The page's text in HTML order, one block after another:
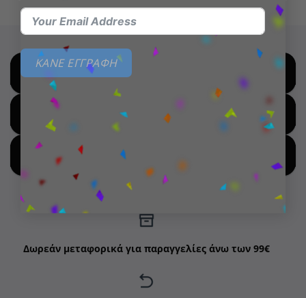
ΚΑΝΕ ΕΓΓΡΑΦΗ
SHOP BY BRANDS
SHOP FOR HOT DEALS
SHOP BY NEW ARRIVALS
Δωρεάν μεταφορικά για παραγγελίες άνω των 99€